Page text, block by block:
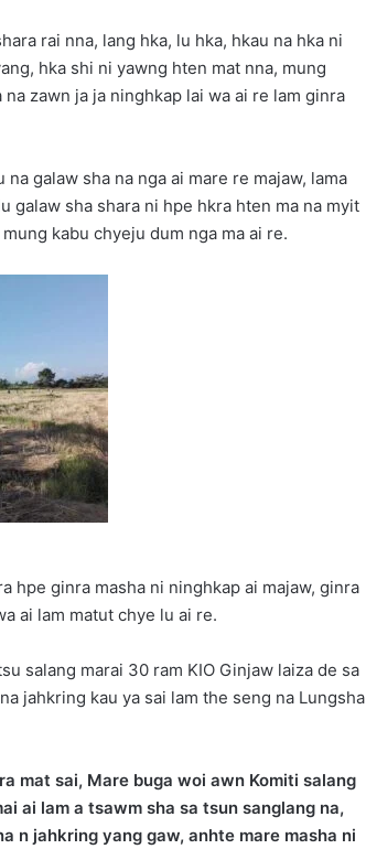
rai nna, lang hka, lu hka, hkau na hka ni
hka shi ni yawng hten mat nna, mung
zawn ja ja ninghkap lai wa ai re lam ginra
galaw sha na nga ai mare re majaw, lama
galaw sha shara ni hpe hkra hten ma na myit
kabu chyeju dum nga ma ai re.
hpe ginra masha ni ninghkap ai majaw, ginra
ai lam matut chye lu ai re.
salang marai 30 ram KIO Ginjaw laiza de sa
jahkring kau ya sai lam the seng na Lungsha
mat sai, Mare buga woi awn Komiti salang
ai lam a tsawm sha sa tsun sanglang na,
n jahkring yang gaw, anhte mare masha ni